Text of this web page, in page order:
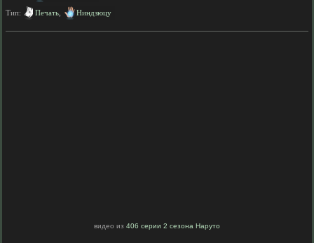
Тип: Печать Ниндзюцу
видео из 406 серии 2 сезона Наруто